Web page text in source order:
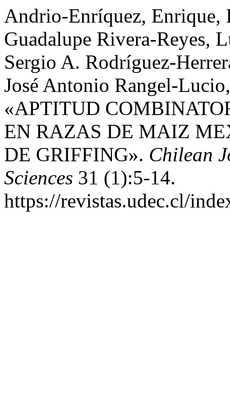
Andrio-Enríquez, Enrique,
Guadalupe Rivera-Reyes,
Sergio A. Rodríguez-
José Antonio Rangel-
«APTITUD
EN RAZAS DE MAIZ
DE GRIFFING». Chilean
Sciences 31 (1):5-14.
https://revistas.udec.cl/